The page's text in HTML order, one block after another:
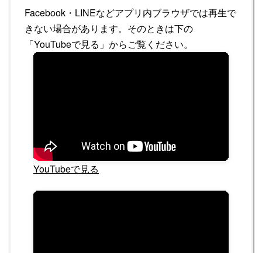
Facebook・LINEなどアプリ内ブラウザでは再生で
きない場合があります。そのときは下の
「YouTubeで見る」からご覧ください。
YouTubeで見る